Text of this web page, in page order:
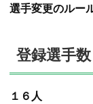
選手変更のルー
登録選手数
１６人